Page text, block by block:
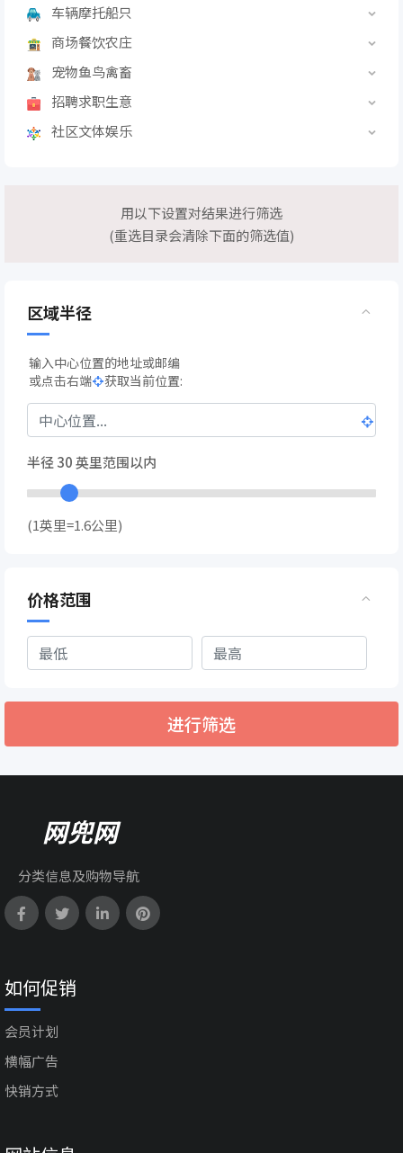
车辆摩托船只
商场餐饮农庄
宠物鱼鸟禽畜
招聘求职生意
社区文体娱乐
用以下设置对结果进行筛选
(重选目录会清除下面的筛选值)
区域半径
输入中心位置的地址或邮编
或点击右端
获取当前位置:
半径30英里范围以内
(1英里=1.6公里)
价格范围
进行筛选
网兜网
分类信息及购物导航
如何促销
会员计划
横幅广告
快销方式